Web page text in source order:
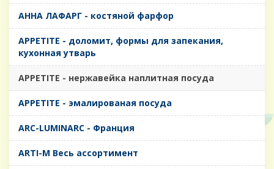
AHHA ЛАФАРГ - костяной фарфор
APPETITE - доломит, формы для запекания,
кухонная утварь
APPETITE - нержавейка наплитная посуда
APPETITE - эмалированая посуда
ARC-LUMINARC - Франция
ARTI-M Весь ассортимент